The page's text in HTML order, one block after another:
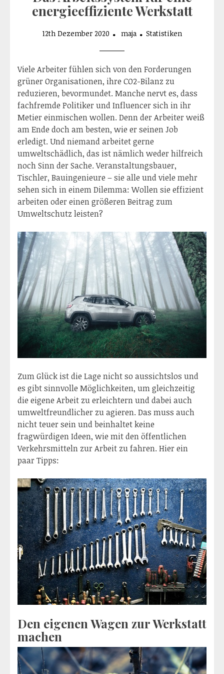
energieeffiziente Werkstatt
12th Dezember 2020 maja Statistiken
Viele Arbeiter fühlen sich von den Forderungen
grüner Organisationen, ihre CO2-Bilanz zu
reduzieren, bevormundet. Manche nervt es, dass
fachfremde Politiker und Influencer sich in ihr
Metier einmischen wollen. Denn der Arbeiter weiß
am Ende doch am besten, wie er seinen Job
erledigt. Und niemand arbeitet gerne
umweltschädlich, das ist nämlich weder hilfreich
noch Sinn der Sache. Veranstaltungsbauer,
Tischler, Bauingenieure – sie alle und viele mehr
sehen sich in einem Dilemma: Wollen sie effizient
arbeiten oder einen größeren Beitrag zum
Umweltschutz leisten?
Zum Glück ist die Lage nicht so aussichtslos und
es gibt sinnvolle Möglichkeiten, um gleichzeitig
die eigene Arbeit zu erleichtern und dabei auch
umweltfreundlicher zu agieren. Das muss auch
nicht teuer sein und beinhaltet keine
fragwürdigen Ideen, wie mit den öffentlichen
Verkehrsmitteln zur Arbeit zu fahren. Hier ein
paar Tipps:
Den eigenen Wagen zur Werkstatt
machen